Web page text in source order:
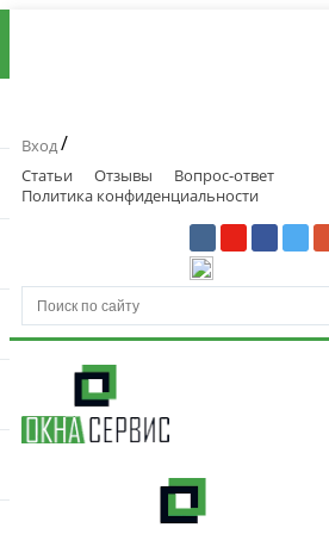
Вход/
Статьи Отзывы
Вопрос-ответ
Политика конфиденциальности